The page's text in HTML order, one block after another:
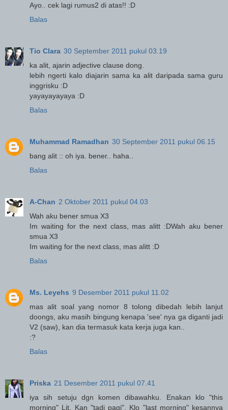
Ayo.. cek lagi rumus2 di atas!! :D
Balas
Tio Clara 30 September 2011 pukul 03.19
ka alit, ajarin adjective clause dong.
lebih ngerti kalo diajarin sama ka alit daripada sama guru
inggrisku :D
yayayayayaya :D
Balas
Muhammad Ramadhan 30 September 2011 pukul 06.15
bang alit :: oh iya. bener.. haha..
Balas
A-Chan 2 Oktober 2011 pukul 04.03
Wah aku bener smua X3
Im waiting for the next class, mas alitt :DWah aku bener
smua X3
Im waiting for the next class, mas alitt :D
Balas
Ms. Leyehs 9 Desember 2011 pukul 11.02
mas alit soal yang nomor 8 tolong dibedah lebih lanjut
doongs, aku masih bingung kenapa 'see' nya ga diganti jadi
V2 (saw), kan dia termasuk kata kerja juga kan..
:?
Balas
Priska 21 Desember 2011 pukul 07.41
iya sih setuju dgn komen dibawahku. Enakan klo "this
morning" Lit. Kan "tadi pagi". Klo "last morning" kesannya